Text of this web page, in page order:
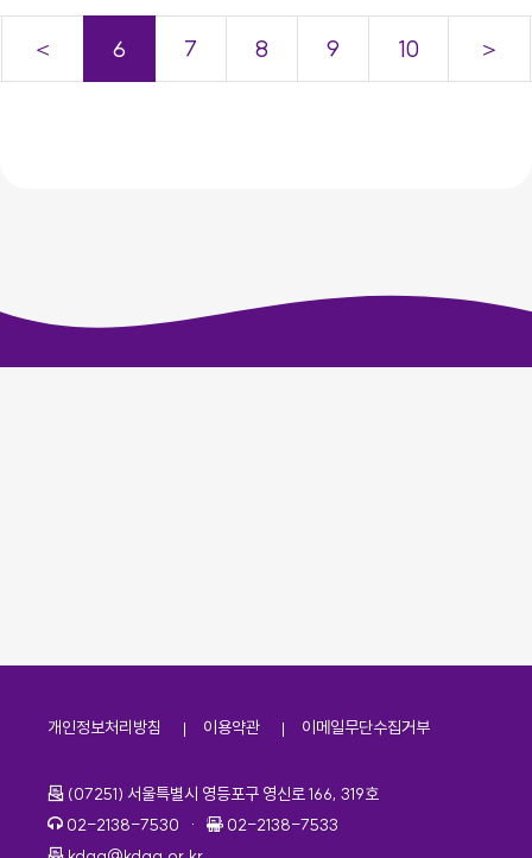
＜ 6 7 8 9 10 ＞
개인정보처리방침 이용약관 이메일무단수집거부
주소
(07251) 서울특별시 영등포구 영신로 166, 319호
전화번호
02-2138-7530 · 팩스번호
02-2138-7533